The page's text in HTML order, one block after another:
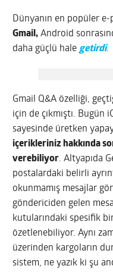
Dünyanın en popüler
Gmail, Android
daha güçlü hale getirdi.
Gmail Q&A özelliği,
için de çıkmıştı.
sayesinde üretken
içerikleriniz hakkında
verebiliyor. Altyapıda
postalardaki belirli
okunmamış mesajlar
göndericiden gelen
kutularındaki spesifik
özetlenebiliyor. Aynı
üzerinden kargoların
sistem, ne yazık ki şu